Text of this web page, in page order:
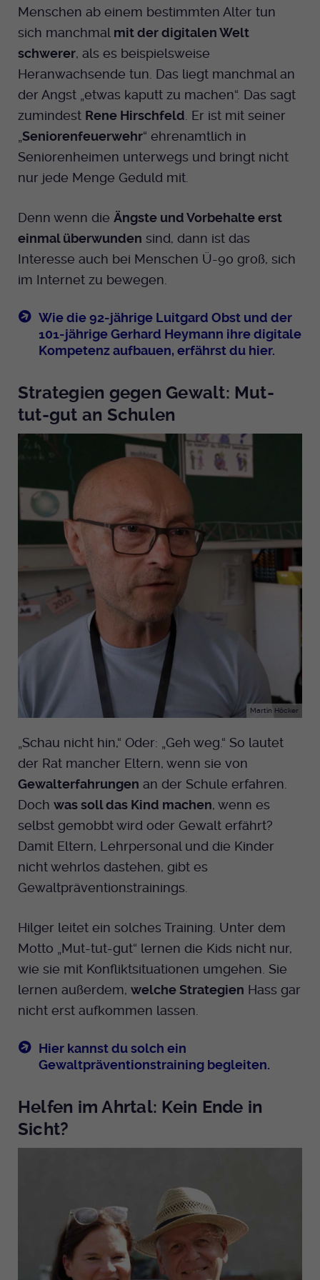
Menschen ab einem bestimmten Alter tun
sich manchmal mit der digitalen Welt
schwerer, als es beispielsweise
Heranwachsende tun. Das liegt manchmal an
der Angst „etwas kaputt zu machen“. Das sagt
zumindest Rene Hirschfeld. Er ist mit seiner
„Seniorenfeuerwehr“ ehrenamtlich in
Seniorenheimen unterwegs und bringt nicht
nur jede Menge Geduld mit.
Denn wenn die Ängste und Vorbehalte erst
einmal überwunden sind, dann ist das
Interesse auch bei Menschen Ü-90 groß, sich
im Internet zu bewegen.
Wie die 92-jährige Luitgard Obst und der
101-jährige Gerhard Heymann ihre digitale
Kompetenz aufbauen, erfährst du hier.
Strategien gegen Gewalt: Mut-
tut-gut an Schulen
Martin Höcker
„Schau nicht hin,“ Oder: „Geh weg.“ So lautet
der Rat mancher Eltern, wenn sie von
Gewalterfahrungen an der Schule erfahren.
Doch was soll das Kind machen, wenn es
selbst gemobbt wird oder Gewalt erfährt?
Damit Eltern, Lehrpersonal und die Kinder
nicht wehrlos dastehen, gibt es
Gewaltpräventionstrainings.
Hilger leitet ein solches Training. Unter dem
Motto „Mut-tut-gut“ lernen die Kids nicht nur,
wie sie mit Konfliktsituationen umgehen. Sie
lernen außerdem, welche Strategien Hass gar
nicht erst aufkommen lassen.
Hier kannst du solch ein
Gewaltpräventionstraining begleiten.
Helfen im Ahrtal: Kein Ende in
Sicht?